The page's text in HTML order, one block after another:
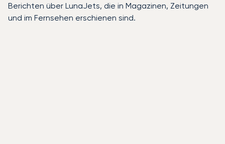
Berichten über LunaJets, die in Magazinen, Zeitungen
und im Fernsehen erschienen sind.